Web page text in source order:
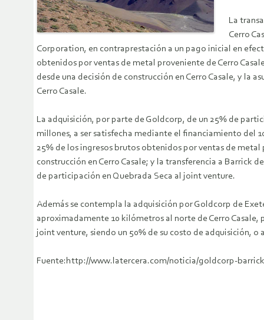
La
Cerro
Corporation, en contraprestación a un pago inicial en
obtenidos por ventas de metal proveniente de Cerro
desde una decisión de construcción en Cerro Casale, y la
Cerro Casale.
La adquisición, por parte de Goldcorp, de un 25% de
millones, a ser satisfecha mediante el financiamiento del
25% de los ingresos brutos obtenidos por ventas de
construcción en Cerro Casale; y la transferencia a Barrick
de participación en Quebrada Seca al joint venture.
Además se contempla la adquisición por Goldcorp de
aproximadamente 10 kilómetros al norte de Cerro
joint venture, siendo un 50% de su costo de adquisición,
Fuente:http://www.latercera.com/noticia/goldcorp-